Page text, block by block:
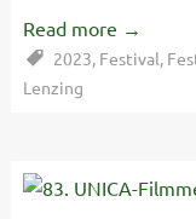
Read more →
2023, Festival,
Lenzing